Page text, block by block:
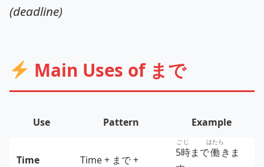
(deadline)
Main Uses of まで
Use Pattern Example
Time
Time + まで +
5時
ごじ
まで働
はたら
きま